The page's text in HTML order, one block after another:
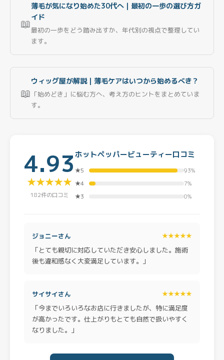
📖
薄毛が気になり始めた30代へ｜最初の一歩の選び方ガ
イド
最初の一歩をどう踏み出すか、年代別の視点で整理してい
ます。
📖
ウィッグ屋が解説｜薄毛ケアはいつから始めるべき？
「始めどき」に悩む方へ、考え方のヒントをまとめていま
す。
4.93
★★★★★
182件の口コミ
ホットペッパービューティー口コミ
★5 93%
★4 7%
★3 0%
ジョニーさん ★★★★★
「とても親切に対応していただき安心しました。施術
後も違和感なく大変満足しています。」
サイサイさん ★★★★★
「今までいろいろなお店に行きましたが、特に満足度
が高かったです。仕上がりもとても自然で扱いやすく
なりました。」